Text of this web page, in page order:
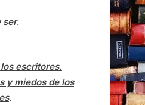
ser.
escritores.
y miedos de los
.